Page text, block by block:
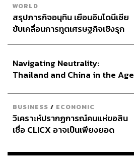
WORLD
สรุปภารกิจอนุทิน เยือนอินโดนีเซีย
ขับเคลื่อนการทูตเศรษฐกิจเชิงรุก
Navigating Neutrality:
Thailand and China in the Age
BUSINESS / ECONOMIC
วิเคราะห์ปรากฏการณ์คนแห่ขอสิน
เชื่อ CLICX อาจเป็นเพียงยอด
เรือนไทยที่ถูกซุกไว้